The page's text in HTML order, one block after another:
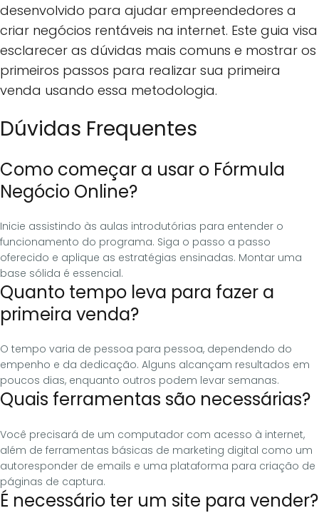
desenvolvido para ajudar empreendedores a
criar negócios rentáveis na internet. Este guia visa
esclarecer as dúvidas mais comuns e mostrar os
primeiros passos para realizar sua primeira
venda usando essa metodologia.
Dúvidas Frequentes
Como começar a usar o Fórmula
Negócio Online?
Inicie assistindo às aulas introdutórias para entender o
funcionamento do programa. Siga o passo a passo
oferecido e aplique as estratégias ensinadas. Montar uma
base sólida é essencial.
Quanto tempo leva para fazer a
primeira venda?
O tempo varia de pessoa para pessoa, dependendo do
empenho e da dedicação. Alguns alcançam resultados em
poucos dias, enquanto outros podem levar semanas.
Quais ferramentas são necessárias?
Você precisará de um computador com acesso à internet,
além de ferramentas básicas de marketing digital como um
autoresponder de emails e uma plataforma para criação de
páginas de captura.
É necessário ter um site para vender?